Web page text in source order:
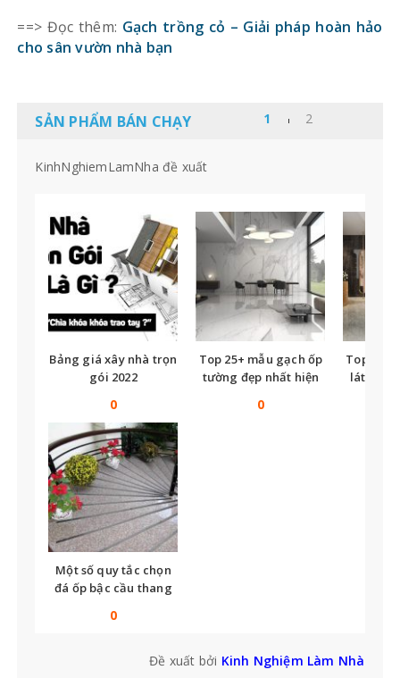
==> Đọc thêm: Gạch trồng cỏ – Giải pháp hoàn hảo
cho sân vườn nhà bạn
SẢN PHẨM BÁN CHẠY
KinhNghiemLamNha đề xuất
Bảng giá xây nhà trọn
gói 2022
0
Top 25+ mẫu gạch ốp
tường đẹp nhất hiện
0
Top
lát nền
Một số quy tắc chọn
đá ốp bậc cầu thang
0
Đề xuất bởi Kinh Nghiệm Làm Nhà